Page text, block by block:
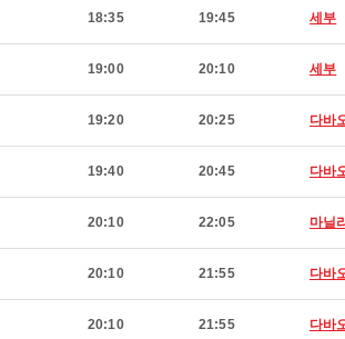
18:35 19:45 세부
19:00 20:10 세부
19:20 20:25 다바
19:40 20:45 다바
20:10 22:05 마닐
20:10 21:55 다바
20:10 21:55 다바